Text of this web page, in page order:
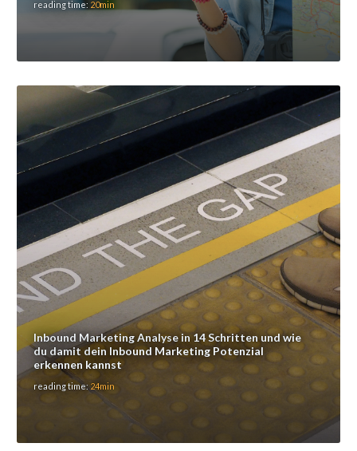
reading time: 20min
Inbound Marketing Analyse in 14 Schritten und wie
du damit dein Inbound Marketing Potenzial
erkennen kannst
reading time: 24min